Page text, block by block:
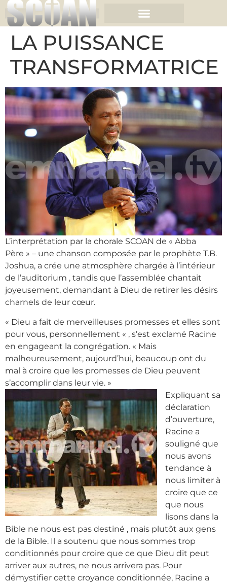
LA PUISSANCE
TRANSFORMATRICE
L’interprétation par la chorale SCOAN de « Abba
Père » – une chanson composée par le prophète T.B.
Joshua, a crée une atmosphère chargée à l’intérieur
de l’auditorium , tandis que l’assemblée chantait
joyeusement, demandant à Dieu de retirer les désirs
charnels de leur cœur.
« Dieu a fait de merveilleuses promesses et elles sont
pour vous, personnellement « , s’est exclamé Racine
en engageant la congrégation. « Mais
malheureusement, aujourd’hui, beaucoup ont du
mal à croire que les promesses de Dieu peuvent
s’accomplir dans leur vie. »
Expliquant sa
déclaration
d’ouverture,
Racine a
souligné que
nous avons
tendance à
nous limiter à
croire que ce
que nous
lisons dans la
Bible ne nous est pas destiné , mais plutôt aux gens
de la Bible. Il a soutenu que nous sommes trop
conditionnés pour croire que ce que Dieu dit peut
arriver aux autres, ne nous arrivera pas. Pour
démystifier cette croyance conditionnée, Racine a